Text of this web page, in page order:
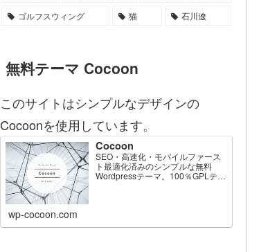
ゴルフスウィング
猫 石川遼
無料テーマ Cocoon
このサイトはシンプルなデザインの
Cocoonを使用しています。
Cocoon
SEO・高速化・モバイルファース
ト最適化済みのシンプルな無料
Wordpressテーマ。100％GPLテー
wp-cocoon.com